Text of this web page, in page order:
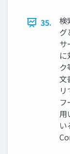
35.
検
グ
サ
に
ク
文
フ
用